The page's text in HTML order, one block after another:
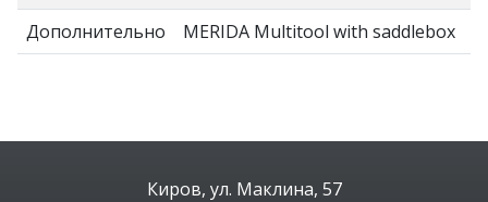
Дополнительно MERIDA Multitool with saddlebox
Киров, ул. Маклина, 57